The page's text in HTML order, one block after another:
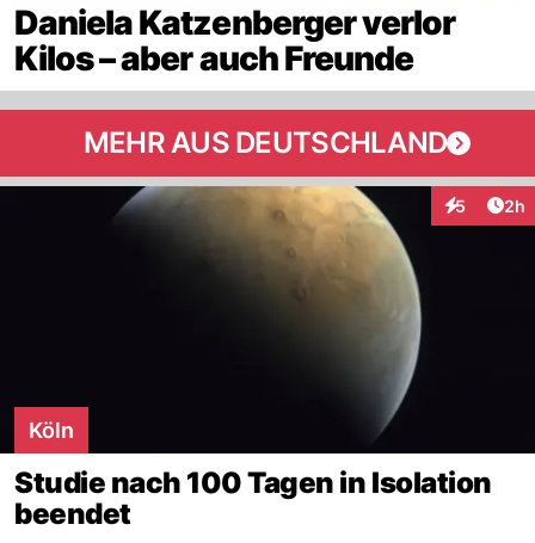
Daniela Katzenberger verlor
Kilos – aber auch Freunde
MEHR AUS DEUTSCHLAND
5 2h
Köln
Studie nach 100 Tagen in Isolation
beendet